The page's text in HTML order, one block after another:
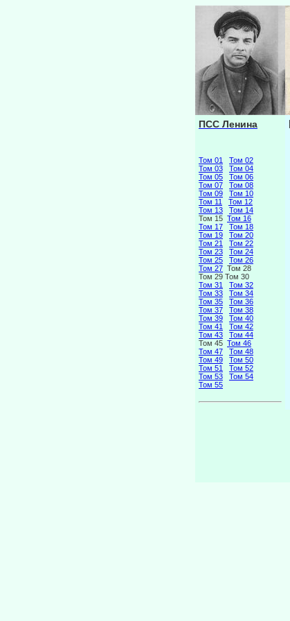
ПСС Ленина
Том 01
Том 02
Том 03
Том 04
Том 05
Том 06
Том 07
Том 08
Том 09
Том 10
Том 11
Том 12
Том 13
Том 14
Том 15 Том 16
Том 17
Том 18
Том 19
Том 20
Том 21
Том 22
Том 23
Том 24
Том 25
Том 26
Том 27 Том 28
Том 29 Том 30
Том 31
Том 32
Том 33
Том 34
Том 35
Том 36
Том 37
Том 38
Том 39
Том 40
Том 41
Том 42
Том 43
Том 44
Том 45 Том 46
Том 47
Том 48
Том 49
Том 50
Том 51
Том 52
Том 53
Том 54
Том 55